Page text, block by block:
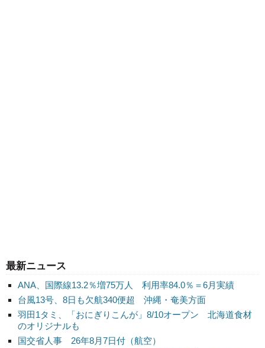
最新ニュース
ANA、国際線13.2％増75万人 利用率84.0％＝6月実績
台風13号、8日も欠航340便超 沖縄・奄美方面
羽田1タミ、「おにぎりこんが」8/10オープン 北海道食材
のオリジナルも
国交省人事 26年8月7日付（航空）